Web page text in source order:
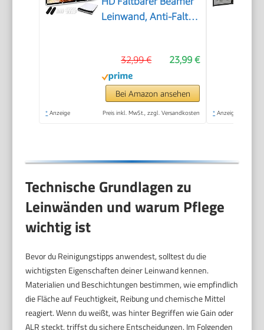
Leinwand, Anti-Falten
265x149cm,
Tragbarer Projektor
Leinwände für
Zuhause, Schule,
23,99 €
32,99 €
Bei Amazon ansehen
* Anzeige Preis inkl. MwSt., zzgl. Versandkosten * Anzeige
Technische Grundlagen zu
Leinwänden und warum Pflege
wichtig ist
Bevor du Reinigungstipps anwendest, solltest du die
wichtigsten Eigenschaften deiner Leinwand kennen.
Materialien und Beschichtungen bestimmen, wie empfindlich
die Fläche auf Feuchtigkeit, Reibung und chemische Mittel
reagiert. Wenn du weißt, was hinter Begriffen wie Gain oder
ALR steckt, triffst du sichere Entscheidungen. Im Folgenden